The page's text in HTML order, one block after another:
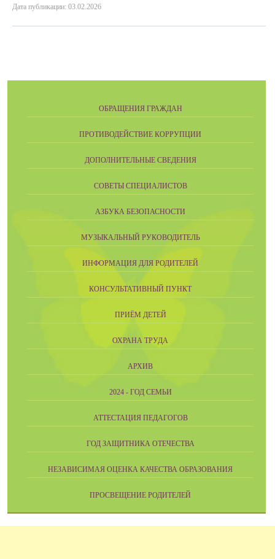
Дата публикации: 03.02.2026
ОБРАЩЕНИЯ ГРАЖДАН
ПРОТИВОДЕЙСТВИЕ КОРРУПЦИИ
ДОПОЛНИТЕЛЬНЫЕ СВЕДЕНИЯ
СОВЕТЫ СПЕЦИАЛИСТОВ
АЗБУКА БЕЗОПАСНОСТИ
МУЗЫКАЛЬНЫЙ РУКОВОДИТЕЛЬ
ИНФОРМАЦИЯ ДЛЯ РОДИТЕЛЕЙ
КОНСУЛЬТАТИВНЫЙ ПУНКТ
ПРИЁМ ДЕТЕЙ
ОХРАНА ТРУДА
АРХИВ
2024 - ГОД СЕМЬИ
АТТЕСТАЦИЯ ПЕДАГОГОВ
ГОД ЗАЩИТНИКА ОТЕЧЕСТВА
НЕЗАВИСИМАЯ ОЦЕНКА КАЧЕСТВА ОБРАЗОВАНИЯ
ПРОСВЕЩЕНИЕ РОДИТЕЛЕЙ